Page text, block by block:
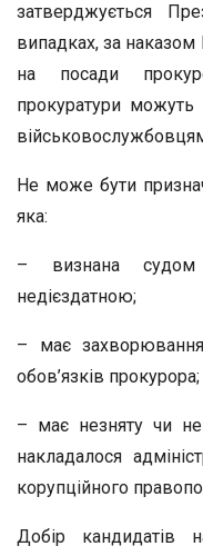
затверджується
випадках, за наказом
на посади
прокуратури можуть
Не може бути
яка:
– визнана судом
недієздатною;
– має
обов’язків прокурора;
– має незняту чи
накладалося
корупційного
Добір кандидатів